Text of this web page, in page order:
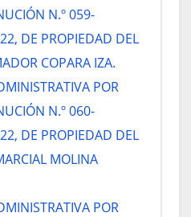
N.º 059-
DE PROPIEDAD DEL
COPARA IZA.
POR
N.º 060-
DE PROPIEDAD DEL
MOLINA
POR